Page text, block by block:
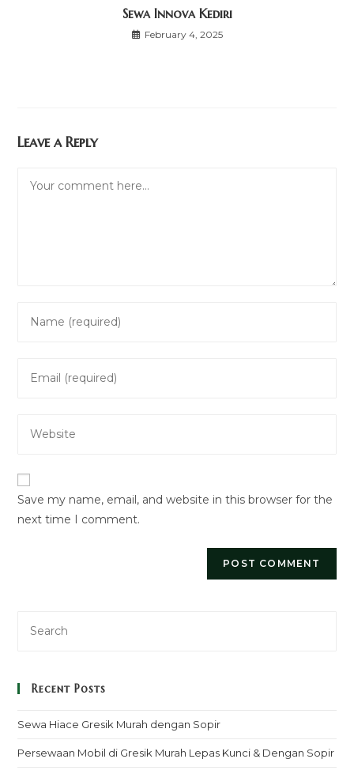
Sewa Innova Kediri
February 4, 2025
Leave a Reply
your
comment
your
address
your
URL
(optional)
Save my name, email, and website in this browser for the
next time I comment.
Recent Posts
Sewa Hiace Gresik Murah dengan Sopir
Persewaan Mobil di Gresik Murah Lepas Kunci & Dengan Sopir